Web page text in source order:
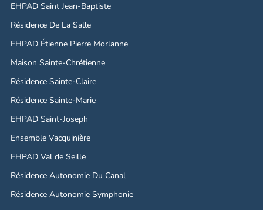
EHPAD Saint Jean-Baptiste
Résidence De La Salle
EHPAD Étienne Pierre Morlanne
Maison Sainte-Chrétienne
Résidence Sainte-Claire
Résidence Sainte-Marie
EHPAD Saint-Joseph
Ensemble Vacquinière
EHPAD Val de Seille
Résidence Autonomie Du Canal
Résidence Autonomie Symphonie